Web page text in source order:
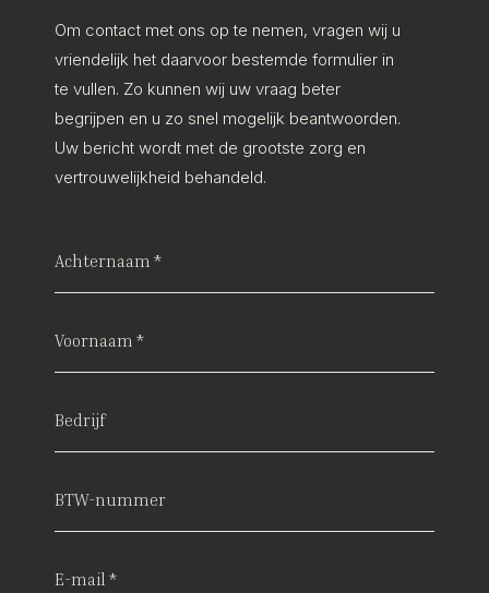
Om contact met ons op te nemen, vragen wij u
vriendelijk het daarvoor bestemde formulier in
te vullen. Zo kunnen wij uw vraag beter
begrijpen en u zo snel mogelijk beantwoorden.
Uw bericht wordt met de grootste zorg en
vertrouwelijkheid behandeld.